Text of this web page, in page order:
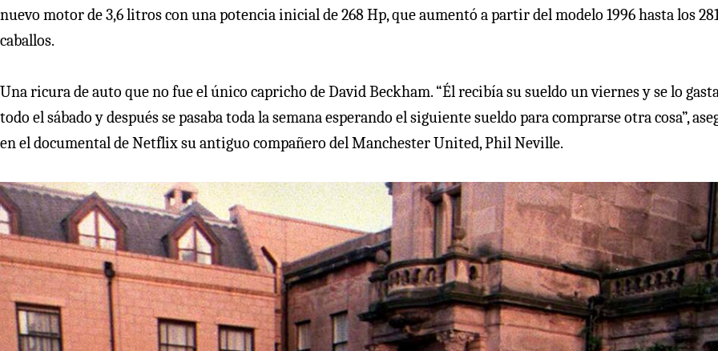
nuevo motor de 3,6 litros con una potencia inicial de 268 Hp, que aumentó a partir del modelo 1996 hasta los
caballos.
Una ricura de auto que no fue el único capricho de David Beckham. “Élrecibía su sueldo un viernes y se lo
todo el sábado y después se pasaba toda la semana esperando el siguiente sueldo para comprarse otra cosa”,
en el documental de Netflix su antiguo compañero del Manchester United, Phil Neville.